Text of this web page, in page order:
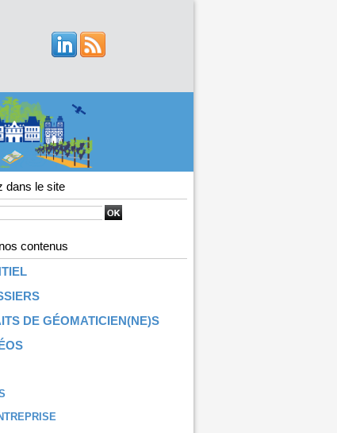
dans le site
contenus
DE GÉOMATICIEN(NE)S